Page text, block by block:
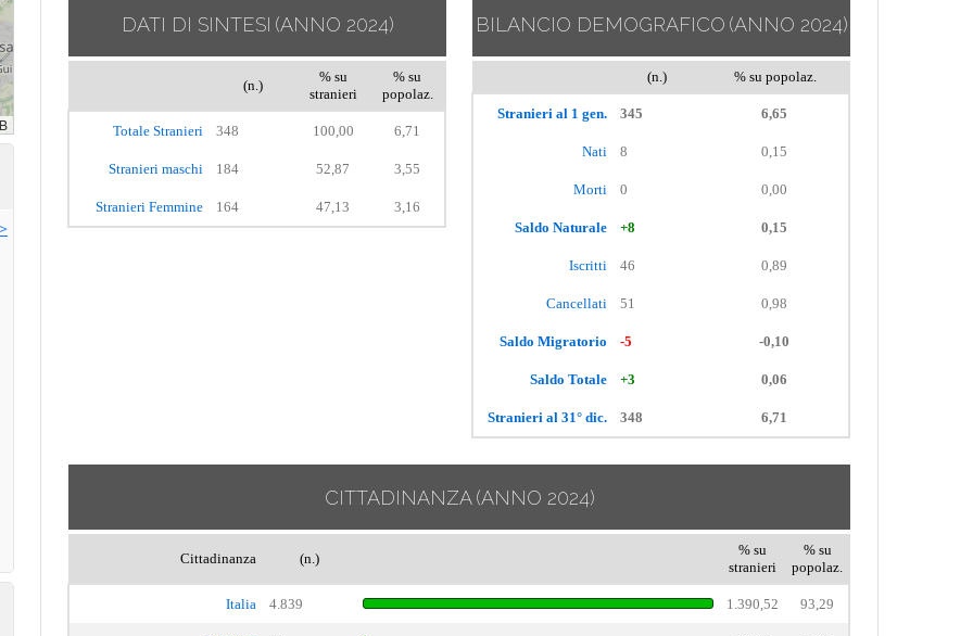
DATI DI SINTESI (ANNO 2024)
(n.)
% su
stranieri
% su
popolaz.
Totale Stranieri 348 100,00 6,71
Stranieri maschi 184 52,87 3,55
Stranieri Femmine 164 47,13 3,16
BILANCIO DEMOGRAFICO (ANNO 2024)
(n.) % su popolaz.
Stranieri al 1 gen. 345 6,65
Nati 8 0,15
Morti 0 0,00
Saldo Naturale +8 0,15
Iscritti 46 0,89
Cancellati 51 0,98
Saldo Migratorio -5 -0,10
Saldo Totale +3 0,06
Stranieri al 31° dic. 348 6,71
CITTADINANZA (ANNO 2024)
Cittadinanza (n.)
% su
stranieri
% su
popolaz.
Italia 4.839 1.390,52 93,29